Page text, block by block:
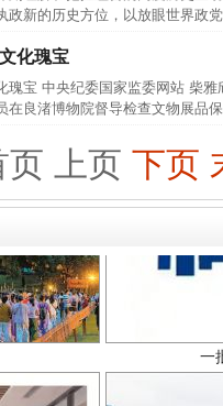
政新的历史方位，以放眼世界政
化瑰宝
瑰宝 中央纪委国家监委网站 柴
在良渚博物院督导检查文物展品
页 上页 下页
一